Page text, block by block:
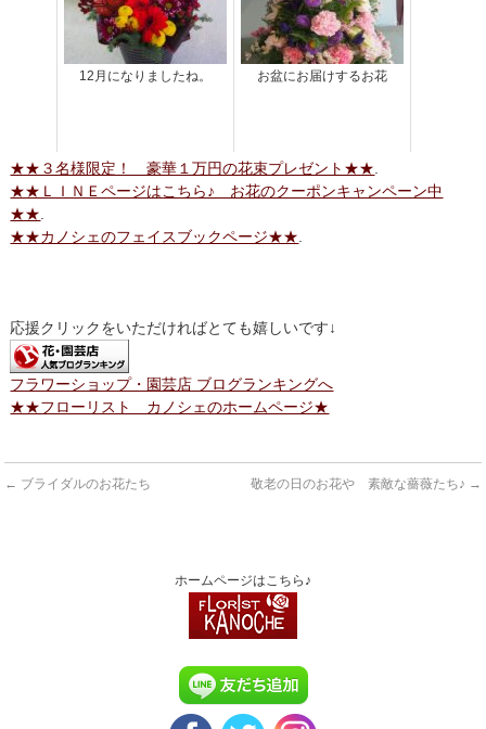
12月になりましたね。 お盆にお届けするお花
★★３名様限定！ 豪華１万円の花束プレゼント★★
★★ＬＩＮＥページはこちら♪ お花のクーポンキャンペーン中
★★
★★カノシェのフェイスブックページ★★
応援クリックをいただければとても嬉しいです↓
フラワーショップ・園芸店 ブログランキングへ
★★フローリスト カノシェのホームページ★
← ブライダルのお花たち 敬老の日のお花や 素敵な薔薇たち♪ →
ホームページはこちら♪